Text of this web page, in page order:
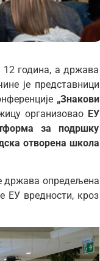
12 година, а држава
је представници
„Знакови
организовао ЕУ
за подршку
отворена школа
држава опредељена
ЕУ вредности, кроз